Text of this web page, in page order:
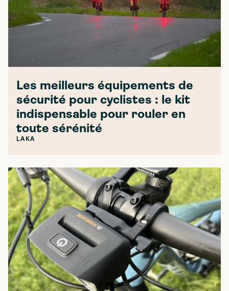
Les meilleurs équipements de
sécurité pour cyclistes : le kit
indispensable pour rouler en
toute sérénité
LAKA